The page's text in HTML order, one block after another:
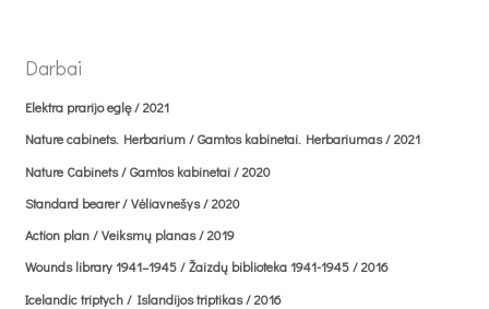
Text rollers / Tekstų voleliai / 2007
Pornstars / Pornožvaigždės / 2007
Tunel / Tunelis / 2006
Darbai
Elektra prarijo eglę / 2021
Nature cabinets. Herbarium / Gamtos kabinetai. Herbariumas / 2021
Nature Cabinets / Gamtos kabinetai / 2020
Standard bearer / Vėliavnešys / 2020
Action plan / Veiksmų planas / 2019
Wounds library 1941–1945 / Žaizdų biblioteka 1941-1945 / 2016
Icelandic triptych / Islandijos triptikas / 2016